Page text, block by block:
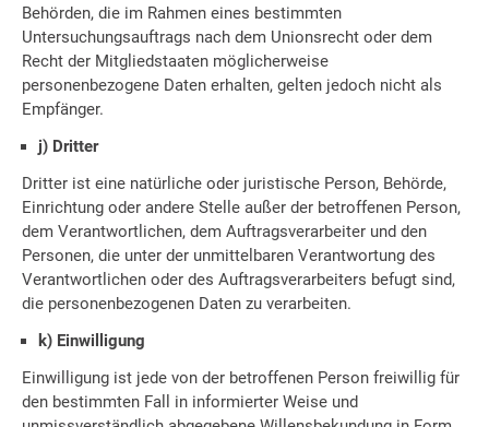
Behörden, die im Rahmen eines bestimmten
Untersuchungsauftrags nach dem Unionsrecht oder dem
Recht der Mitgliedstaaten möglicherweise
personenbezogene Daten erhalten, gelten jedoch nicht als
Empfänger.
j) Dritter
Dritter ist eine natürliche oder juristische Person, Behörde,
Einrichtung oder andere Stelle außer der betroffenen Person,
dem Verantwortlichen, dem Auftragsverarbeiter und den
Personen, die unter der unmittelbaren Verantwortung des
Verantwortlichen oder des Auftragsverarbeiters befugt sind,
die personenbezogenen Daten zu verarbeiten.
k) Einwilligung
Einwilligung ist jede von der betroffenen Person freiwillig für
den bestimmten Fall in informierter Weise und